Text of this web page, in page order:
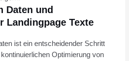
Daten und
Landingpage Texte
ist ein entscheidender Schritt
Optimierung von